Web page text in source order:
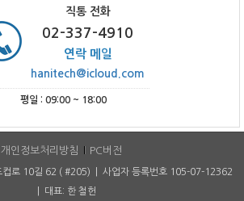
직통 전화
02-337-4910
연락 메일
hanitech@icloud.com
평일 : 09:00 ~ 18:00
개인정보처리방침 PC버전
컵로 10길 62 ( #205) | 사업자 등록번호 105-07-12362
| 대표: 한 철헌